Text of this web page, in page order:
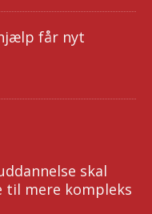
får nyt
skal
til mere kompleks